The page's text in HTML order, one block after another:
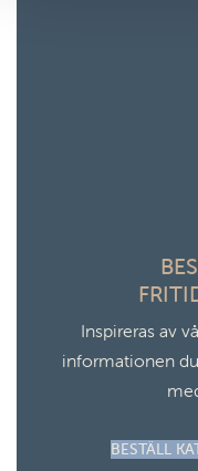
Inspireras av
informationen
BESTÄLL